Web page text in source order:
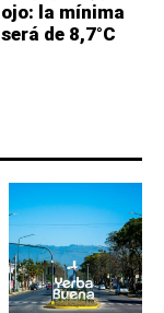
ojo: la mínima
será de 8,7°C